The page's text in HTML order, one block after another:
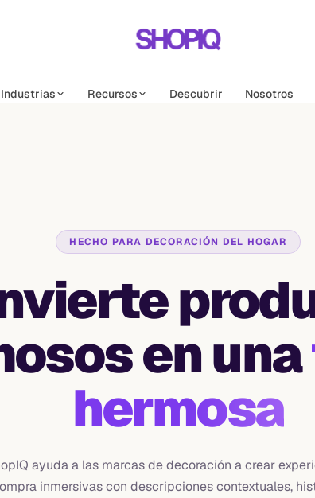
Industrias Recursos Descubrir Nosotros
HECHO PARA DECORACIÓN DEL HOGAR
en una
hermosa
ayuda a las marcas de decoración a crear
inmersivas con descripciones contextuales,